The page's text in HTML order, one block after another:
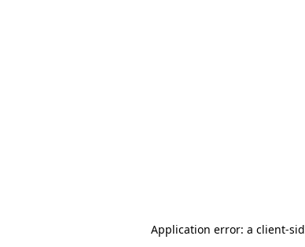
Application error: a client-